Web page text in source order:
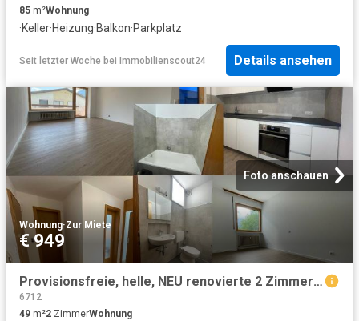
85 m²Wohnung
·Keller·Heizung·Balkon·Parkplatz
Seit letzter Woche bei Immobilienscout24 Details ansehen
Foto anschauen
Wohnung·Zur Miete
€ 949
Provisionsfreie, helle, NEU renovierte 2 Zimmer Wohnung in Bludenz zur vermieten
6712
49 m²2 ZimmerWohnung